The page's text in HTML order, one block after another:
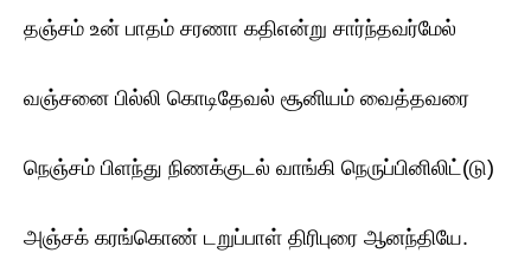
தஞ்சம் உன் பாதம் சரணா கதிஎன்று சார்ந்தவர்மேல்
வஞ்சனை பில்லி கொடிதேவல் சூனியம் வைத்தவரை
நெஞ்சம் பிளந்து நிணக்குடல் வாங்கி நெருப்பினிலிட்(டு)
அஞ்சக் கரங்கொண் டறுப்பாள் திரிபுரை ஆனந்தியே.